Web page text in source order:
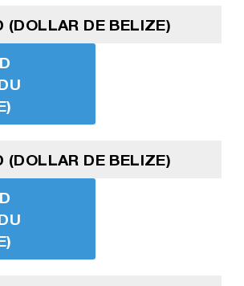
(DOLLAR DE BELIZE)
(DOLLAR DE BELIZE)